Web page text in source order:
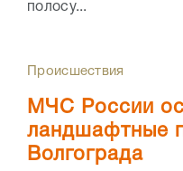
полосу...
Происшествия
МЧС России
ландшафтные
Волгограда